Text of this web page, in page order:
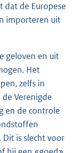
de Europese
importeren uit
geloven en uit
Het
zelfs in
Verenigde
en de controle
is slecht voor